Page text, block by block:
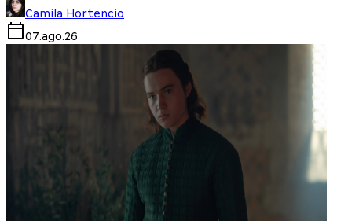
Camila Hortencio
07.ago.26